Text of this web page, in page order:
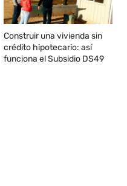
Construir una vivienda sin
crédito hipotecario: así
funciona el Subsidio DS49